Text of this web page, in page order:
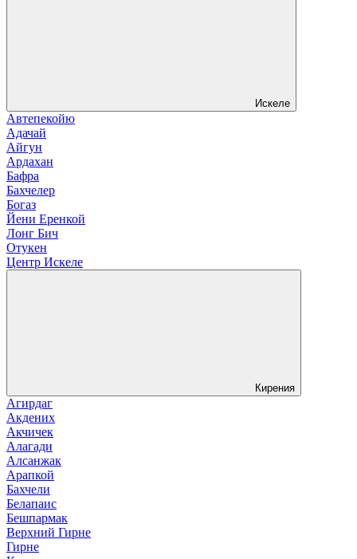
Искеле
Автепекойю
Адачай
Айгун
Ардахан
Бафра
Бахчелер
Богаз
Йени Еренкой
Лонг Бич
Отукен
Центр Искеле
Кирения
Агирдаг
Акдених
Акчичек
Алагади
Алсанжак
Арапкой
Бахчели
Белапаис
Бешпармак
Верхний Гирне
Гирне